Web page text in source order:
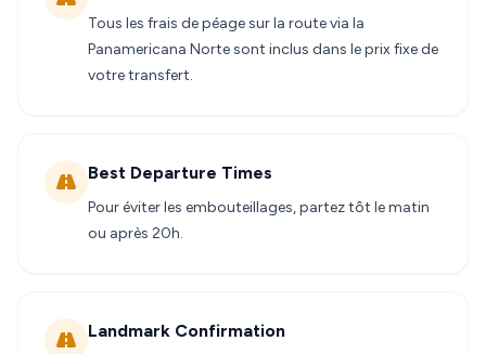
Tous les frais de péage sur la route via la
Panamericana Norte sont inclus dans le prix fixe de
votre transfert.
Best Departure Times
Pour éviter les embouteillages, partez tôt le matin
ou après 20h.
Landmark Confirmation